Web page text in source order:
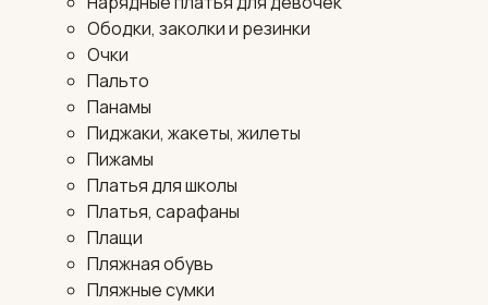
Ободки, заколки и резинки
Очки
Пальто
Панамы
Пиджаки, жакеты, жилеты
Пижамы
Платья для школы
Платья, сарафаны
Плащи
Пляжная обувь
Пляжные сумки